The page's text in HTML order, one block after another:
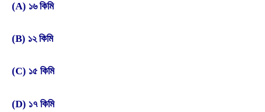
(A) ১৬ কিমি
(B) ১২ কিমি
(C) ১৫ কিমি
(D) ১৭ কিমি